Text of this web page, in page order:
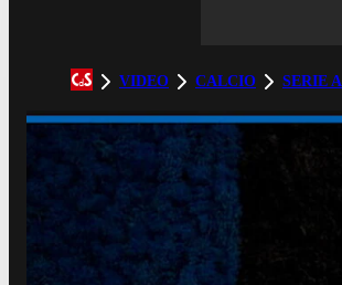
VIDEO CALCIO SERIE A